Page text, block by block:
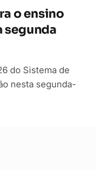
o ensino
segunda
do Sistema de
nesta segunda-